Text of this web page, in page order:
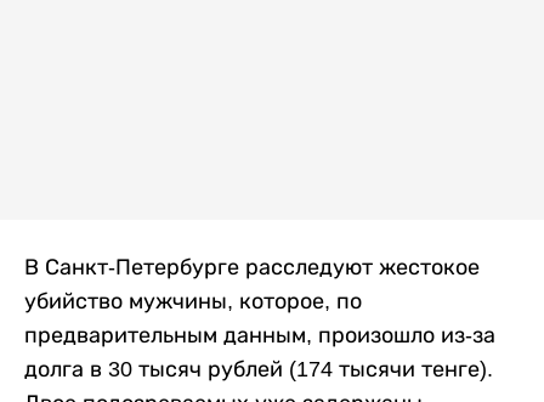
В Санкт-Петербурге расследуют жестокое
убийство мужчины, которое, по
предварительным данным, произошло из-за
долга в 30 тысяч рублей (174 тысячи тенге).